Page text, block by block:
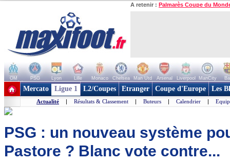
A retenir : Palmarès Coupe du
OM PSG Lyon Lille Monaco Chelsea Man Utd Arsenal Liverpool ManCity
+ de clubs
Mercato Ligue 1 L2/Coupes Etranger Coupe d'Europe Les
Actualité | Résultats & Classement | Buteurs | Calendrier |
PSG : un nouveau système
Pastore ? Blanc vote contre...